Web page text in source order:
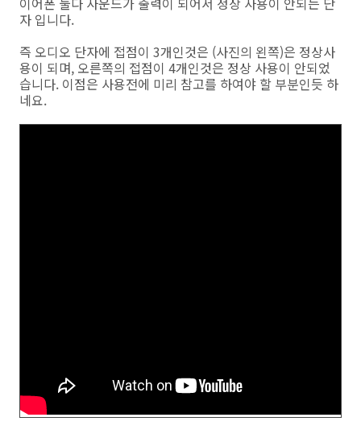
자 입니다.
즉 오디오 단자에 접점이 3개인것은 (사진의 왼쪽)은 정상사
용이 되며, 오른쪽의 접점이 4개인것은 정상 사용이 안되었
습니다. 이점은 사용전에 미리 참고를 하여야 할 부분인듯 하
네요.